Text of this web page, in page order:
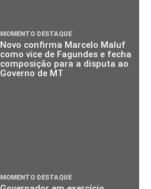
MOMENTO DESTAQUE
Novo confirma Marcelo Maluf
como vice de Fagundes e fecha
composição para a disputa ao
Governo de MT
MOMENTO DESTAQUE